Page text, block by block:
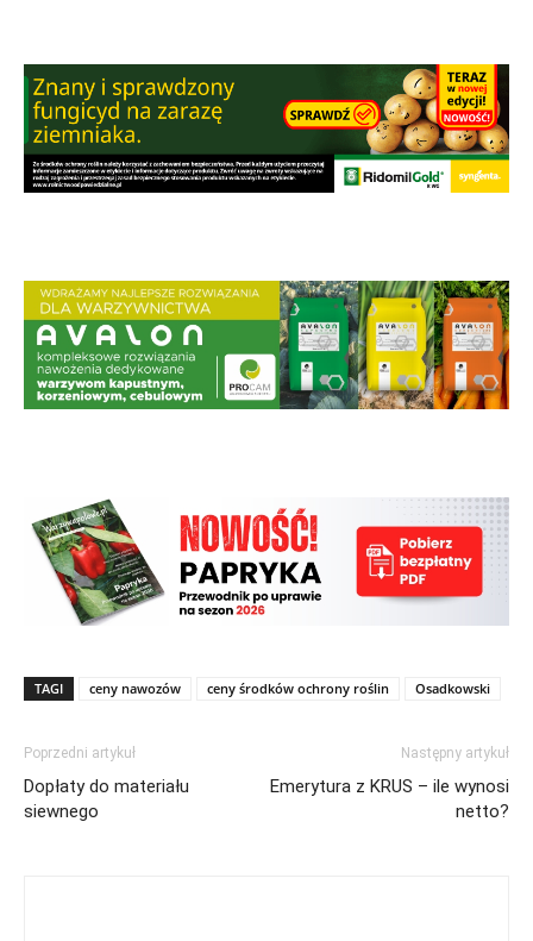
TAGI ceny nawozów ceny środków ochrony roślin Osadkowski
Poprzedni artykuł
Dopłaty do materiału
siewnego
Następny artykuł
Emerytura z KRUS – ile wynosi
netto?